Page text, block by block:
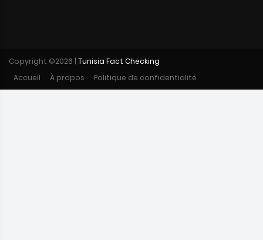
Copyright ©2026 | Tunisia Fact Checking
Accueil
À propos Politique de confidentialité